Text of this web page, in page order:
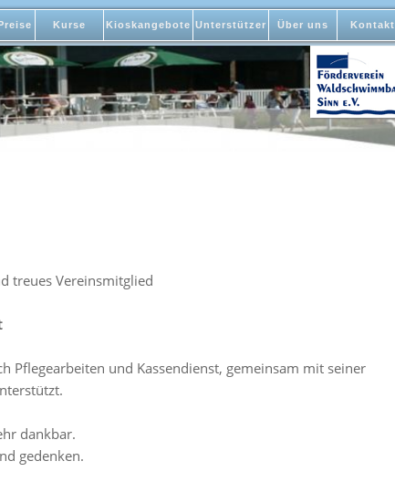
Kurse Kioskangebote Unterstützer Über uns Kontakt
treues Vereinsmitglied
Pflegearbeiten und Kassendienst, gemeinsam mit seiner
dankbar.
gedenken.